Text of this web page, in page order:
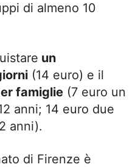
di almeno 10
un
(14 euro) e il
famiglie (7 euro un
anni; 14 euro due
anni).
di Firenze è